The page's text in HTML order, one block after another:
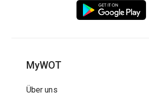
MyWOT
Über uns